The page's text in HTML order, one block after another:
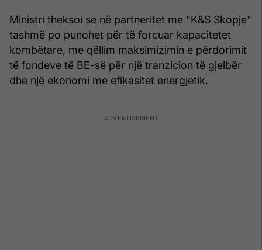
Ministri theksoi se në partneritet me "K&S Skopje"
tashmë po punohet për të forcuar kapacitetet
kombëtare, me qëllim maksimizimin e përdorimit
të fondeve të BE-së për një tranzicion të gjelbër
dhe një ekonomi me efikasitet energjetik.